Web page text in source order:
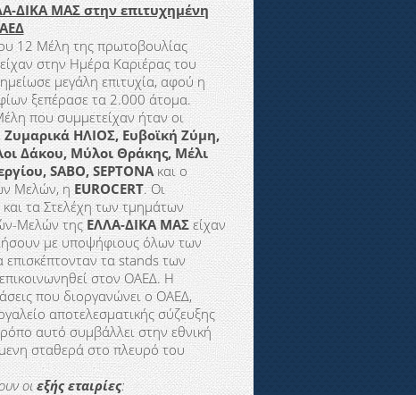
ΔΙΚΑ ΜΑΣ στην επιτυχημένη
12 Μέλη της πρωτοβουλίας
στην Ημέρα Καριέρας του
μεγάλη επιτυχία, αφού η
ξεπέρασε τα 2.000 άτομα.
που συμμετείχαν ήταν οι
ΗΛΙΟΣ, Ευβοϊκή Ζύμη,
Δάκου, Μύλοι Θράκης, Μέλι
SABO,SEPTONAκαι ο
Μελών, ηEUROCERT. Οι
και τα Στελέχη των τμημάτων
Μελών τηςΕΛΛΑ-ΔΙΚΑ ΜΑΣείχαν
με υποψήφιους όλων των
επισκέπτονταν τα stands των
στον ΟΑΕΔ. Η
που διοργανώνει ο ΟΑΕΔ,
αποτελεσματικής σύζευξης
αυτό συμβάλλει στην εθνική
σταθερά στο πλευρό του
οιεξής εταιρίες: